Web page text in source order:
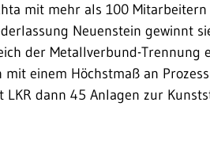
mit mehr als 100
Neuenstein gewinnt
der Metallverbund-Trennung
einem Höchstmaß an
dann 45 Anlagen zur